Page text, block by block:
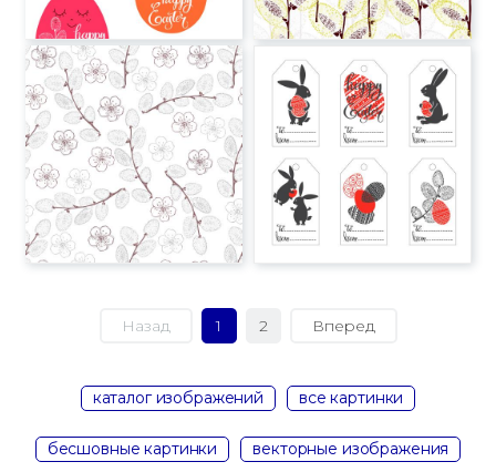
Назад 1 2 Вперед
каталог изображений все картинки
бесшовные картинки векторные изображения